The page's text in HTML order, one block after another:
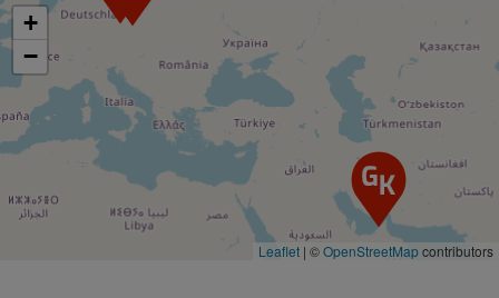
+
−
Leaflet | ©OpenStreetMapcontributors